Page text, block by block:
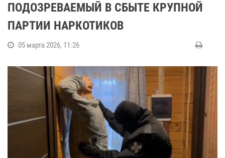
ПОДОЗРЕВАЕМЫЙ В СБЫТЕ КРУПНОЙ
ПАРТИИ НАРКОТИКОВ
05 марта 2026, 11:26